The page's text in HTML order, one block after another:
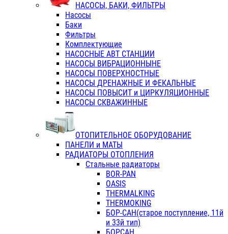
НАСОСЫ, БАКИ, ФИЛЬТРЫ
Насосы
Баки
Фильтры
Комплектующие
НАСОСНЫЕ АВТ СТАНЦИИ
НАСОСЫ ВИБРАЦИОННЫНЕ
НАСОСЫ ПОВЕРХНОСТНЫЕ
НАСОСЫ ДРЕНАЖНЫЕ И ФЕКАЛЬНЫЕ
НАСОСЫ ПОВЫСИТ и ЦИРКУЛЯЦИОННЫЕ
НАСОСЫ СКВАЖИННЫЕ
ОТОПИТЕЛЬНОЕ ОБОРУДОВАНИЕ
ПАНЕЛИ и МАТЫ
РАДИАТОРЫ ОТОПЛЕНИЯ
Стальные радиаторы
BOR-PAN
OASIS
THERMALKING
THERMOKING
БОР-САН(старое поступление, 11й
и 33й тип)